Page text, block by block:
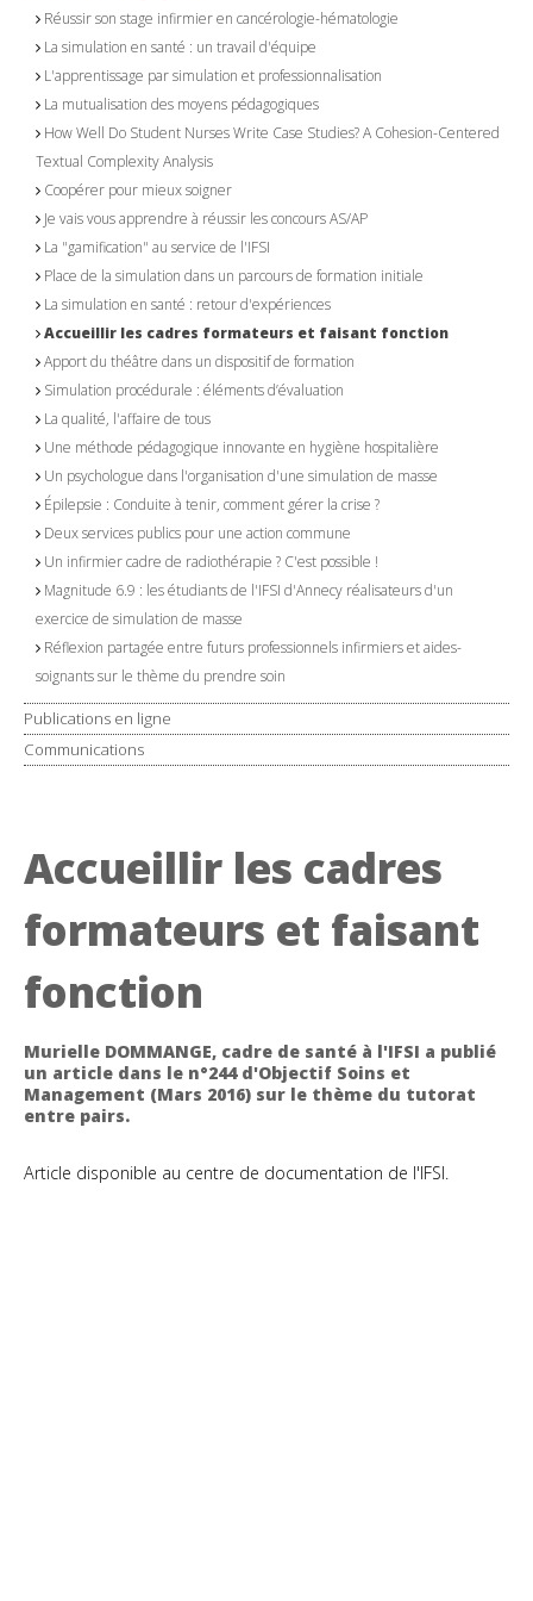
Réussir son stage infirmier en cancérologie-hématologie
La simulation en santé : un travail d'équipe
L'apprentissage par simulation et professionnalisation
La mutualisation des moyens pédagogiques
How Well Do Student Nurses Write Case Studies? A Cohesion-Centered
Textual Complexity Analysis
Coopérer pour mieux soigner
Je vais vous apprendre à réussir les concours AS/AP
La "gamification" au service de l'IFSI
Place de la simulation dans un parcours de formation initiale
La simulation en santé : retour d'expériences
Accueillir les cadres formateurs et faisant fonction
Apport du théâtre dans un dispositif de formation
Simulation procédurale : éléments d’évaluation
La qualité, l'affaire de tous
Une méthode pédagogique innovante en hygiène hospitalière
Un psychologue dans l'organisation d'une simulation de masse
Épilepsie : Conduite à tenir, comment gérer la crise ?
Deux services publics pour une action commune
Un infirmier cadre de radiothérapie ? C'est possible !
Magnitude 6.9 : les étudiants de l'IFSI d'Annecy réalisateurs d'un
exercice de simulation de masse
Réflexion partagée entre futurs professionnels infirmiers et aides-
soignants sur le thème du prendre soin
Publications en ligne
Communications
Accueillir les cadres
formateurs et faisant
fonction
Murielle DOMMANGE, cadre de santé à l'IFSI a publié
un article dans le n°244 d'Objectif Soins et
Management (Mars 2016) sur le thème du tutorat
entre pairs.
Article disponible au centre de documentation de l'IFSI.